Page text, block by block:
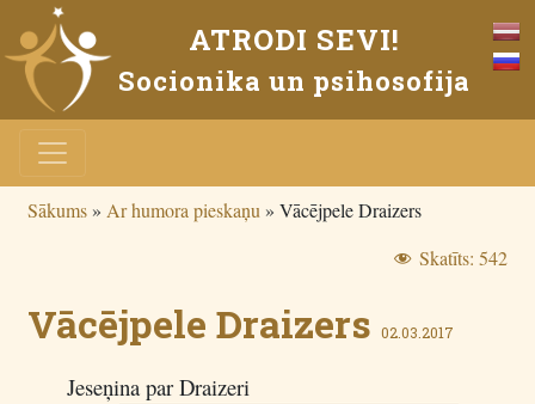
ATRODI SEVI!
Socionika un psihosofija
Sākums» Ar humora pieskaņu » Vācējpele Draizers
Skatīts: 542
Vācējpele Draizers 02.03.2017
Jeseņina par Draizeri